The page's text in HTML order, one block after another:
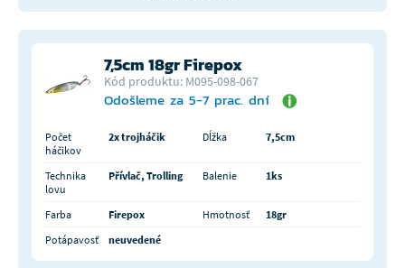
7,5cm 18gr Firepox
Kód produktu: M095-098-067
Odošleme za 5-7 prac. dní
Počet
háčikov
2x trojháčik Dĺžka 7,5cm
Technika
lovu
Přívlač, Trolling Balenie 1ks
Farba Firepox Hmotnosť
18gr
Potápavosť
neuvedené